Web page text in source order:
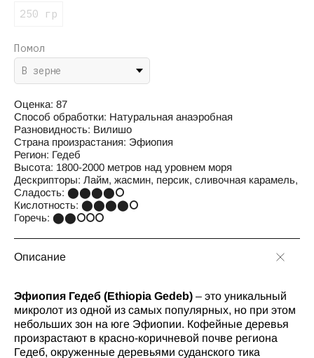
250 гр
Помол
Оценка: 87
Способ обработки: Натуральная анаэробная
Разновидность: Вилишо
Страна произрастания: Эфиопия
Регион: Гедеб
Высота: 1800-2000 метров над уровнем моря
Дескрипторы: Лайм, жасмин, персик, сливочная карамель,
Сладость: ⬤⬤⬤⬤⭘
Кислотность: ⬤⬤⬤⬤⭘
Горечь: ⬤⬤⭘⭘⭘
Описание
Эфиопия Гедеб (Ethiopia Gedeb) – это уникальный
микролот из одной из самых популярных, но при этом
небольших зон на юге Эфиопии. Кофейные деревья
произрастают в красно-коричневой почве региона
Гедеб, окруженные деревьями суданского тика